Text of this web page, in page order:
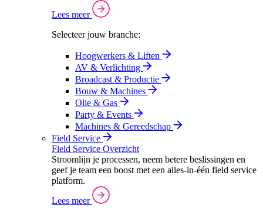
Lees meer
Selecteer jouw branche:
Hoogwerkers & Liften
AV & Verlichting
Broadcast & Productie
Bouw & Machines
Olie & Gas
Party & Events
Machines & Gereedschap
Field Service
Field Service Overzicht
Stroomlijn je processen, neem betere beslissingen en
geef je team een boost met een alles-in-één field service
platform.
Lees meer